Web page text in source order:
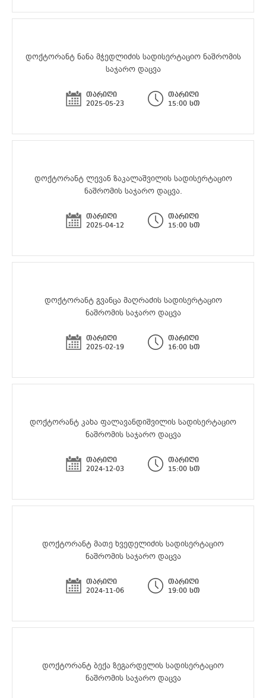
დოქტორანტ ნანა მჭედლიძის სადისერტაციო ნაშრომის
საჯარო დაცვა
თარიღი
2025-05-23
თარიღი
15:00 სთ
დოქტორანტ ლევან ზაკალაშვილის სადისერტაციო
ნაშრომის საჯარო დაცვა.
თარიღი
2025-04-12
თარიღი
15:00 სთ
დოქტორანტ გვანცა მაღრაძის სადისერტაციო
ნაშრომის საჯარო დაცვა
თარიღი
2025-02-19
თარიღი
16:00 სთ
დოქტორანტ კახა ფალავანდიშვილის სადისერტაციო
ნაშრომის საჯარო დაცვა
თარიღი
2024-12-03
თარიღი
15:00 სთ
დოქტორანტ მათე ხვედელიძის სადისერტაციო
ნაშრომის საჯარო დაცვა
თარიღი
2024-11-06
თარიღი
19:00 სთ
დოქტორანტ ბექა ზეგარდელის სადისერტაციო
ნაშრომის საჯარო დაცვა